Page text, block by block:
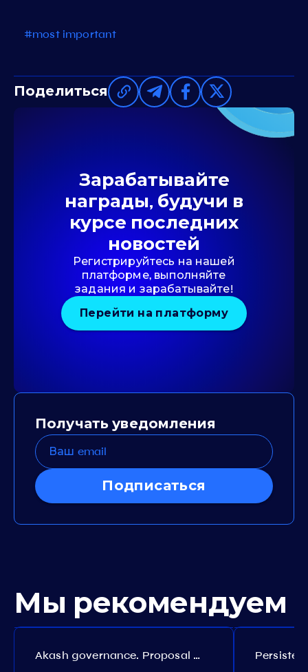
#most important
Поделиться
Зарабатывайте
награды, будучи в
курсе последних
новостей
Регистрируйтесь на нашей
платформе, выполняйте
задания и зарабатывайте!
Перейти на платформу
Получать уведомления
Подписаться
Мы рекомендуем
Akash governance. Proposal №308